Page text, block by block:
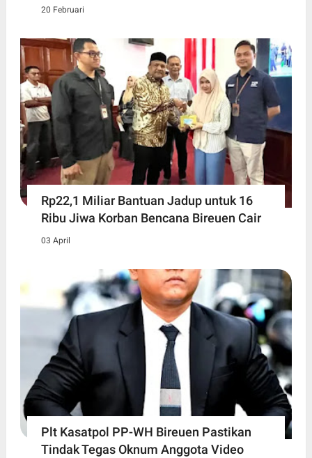
20 Februari
Rp22,1 Miliar Bantuan Jadup untuk 16
Ribu Jiwa Korban Bencana Bireuen Cair
03 April
Plt Kasatpol PP-WH Bireuen Pastikan
Tindak Tegas Oknum Anggota Video